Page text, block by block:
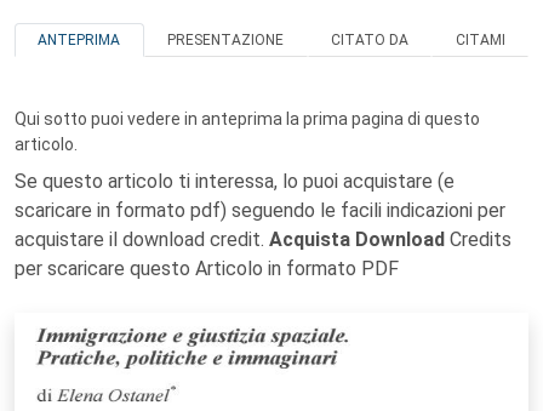
ANTEPRIMA PRESENTAZIONE CITATO DA CITAMI
Qui sotto puoi vedere in anteprima la prima pagina di questo
articolo.
Se questo articolo ti interessa, lo puoi acquistare (e
scaricare in formato pdf) seguendo le facili indicazioni per
acquistare il download credit. Acquista Download Credits
per scaricare questo Articolo in formato PDF